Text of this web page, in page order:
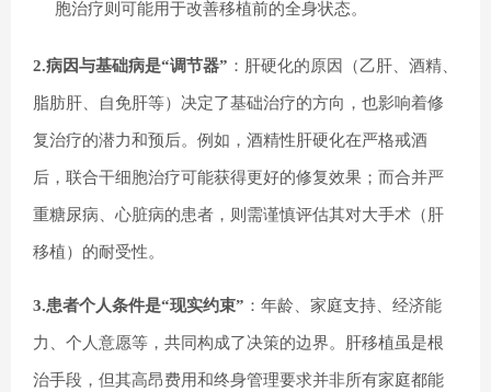
胞治疗则可能用于改善移植前的全身状态。
2.病因与基础病是“调节器” ：肝硬化的原因（乙肝、酒精、
脂肪肝、自免肝等）决定了基础治疗的方向，也影响着修
复治疗的潜力和预后。例如，酒精性肝硬化在严格戒酒
后，联合干细胞治疗可能获得更好的修复效果；而合并严
重糖尿病、心脏病的患者，则需谨慎评估其对大手术（肝
移植）的耐受性。
3.患者个人条件是“现实约束” ：年龄、家庭支持、经济能
力、个人意愿等，共同构成了决策的边界。肝移植虽是根
治手段，但其高昂费用和终身管理要求并非所有家庭都能